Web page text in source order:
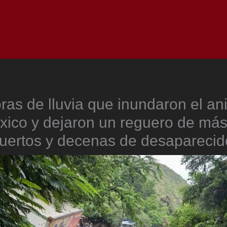
de lluvia que inundaron el
y dejaron un reguero de
y decenas de